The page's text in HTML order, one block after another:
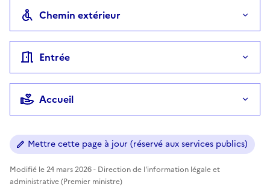
Chemin extérieur
Entrée
Accueil
Mettre cette page à jour (réservé aux services publics)
Modifié le 24 mars 2026 - Direction de l'information légale et
administrative (Premier ministre)